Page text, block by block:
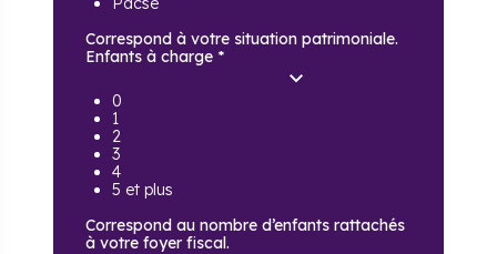
Correspond à votre situation patrimoniale.
Enfants à charge *
0
1
2
3
4
5 et plus
Correspond au nombre d’enfants rattachés
à votre foyer fiscal.